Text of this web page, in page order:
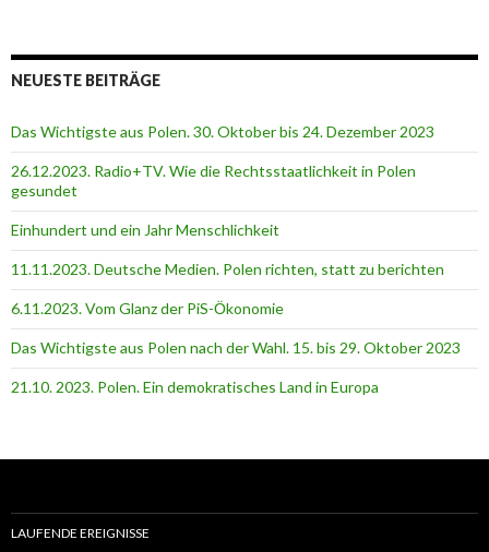
NEUESTE BEITRÄGE
Das Wichtigste aus Polen. 30. Oktober bis 24. Dezember 2023
26.12.2023. Radio+TV. Wie die Rechtsstaatlichkeit in Polen
gesundet
Einhundert und ein Jahr Menschlichkeit
11.11.2023. Deutsche Medien. Polen richten, statt zu berichten
6.11.2023. Vom Glanz der PiS-Ӧkonomie
Das Wichtigste aus Polen nach der Wahl. 15. bis 29. Oktober 2023
21.10. 2023. Polen. Ein demokratisches Land in Europa
LAUFENDE EREIGNISSE